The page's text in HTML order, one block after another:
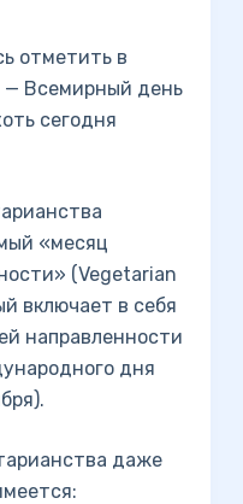
отметить в
— Всемирный день
сегодня
«месяц
(Vegetarian
включает в себя
направленности
дня
даже